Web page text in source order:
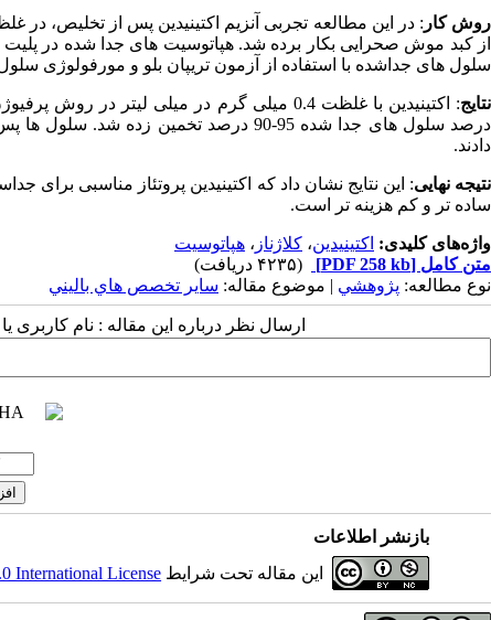
روش کار : در این مطالعه تجربی آنزیم اکتینیدین پس از تخلیص،
از کبد موش صحرایی بکار برده شد. هپاتوسیت های جدا شده در
سلول های جداشده با استفاده از آزمون تریپان بلو و مورفولوژی
نتایج
: اکتینیدین با غلظت 0.4 میلی گرم در میلی
درصد سلول های جدا شده 95-90 درصد
دادند.
نتیجه نهایی: این نتایج نشان داد که اکتینیدین پروتئاز مناسبی برای
ساده تر و کم هزینه تر است.
واژه‌های کلیدی: اکتینیدین، کلاژناز ، هپاتوسیت
متن کامل [PDF 258 kb]
(۴۲۳۵ دریافت)
نوع مطالعه: پژوهشي | موضوع مقاله: سایر تخصص هاي باليني
ارسال نظر درباره این مقاله : نام کاربری
بازنشر اطلاعات
این مقاله تحت شرایط International License